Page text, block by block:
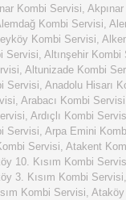
Kombi Servisi,
Kombi Servisi,
Kombi Servisi,
Servisi, Altınşehir Kombi
, Altunizade Kombi
Servisi, Anadolu Hisarı
, Arabacı Kombi Servisi
, Ardıçlı Kombi
Servisi, Arpa Emini
Servisi, Atakent
10. Kısım Kombi
3. Kısım Kombi Servisi,
Kombi Servisi, Ataköy